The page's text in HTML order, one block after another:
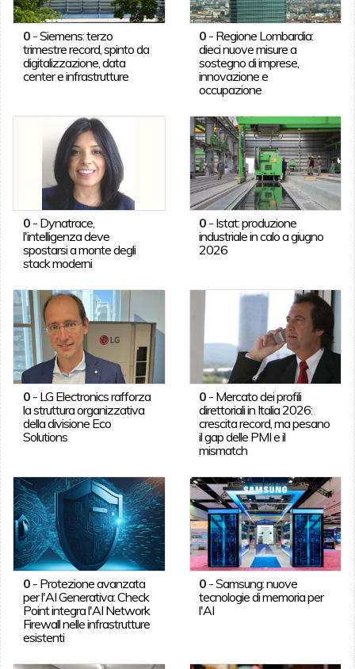
0-Siemens: terzo
trimestre record, spinto da
digitalizzazione, data
center e infrastrutture
0 - Regione Lombardia:
dieci nuove misure a
sostegno di imprese,
innovazione e
occupazione
0- Dynatrace,
l'intelligenza deve
spostarsi a monte degli
stack moderni
0 - Istat: produzione
industriale in calo a giugno
2026
0- LG Electronics rafforza
la struttura organizzativa
della divisione Eco
Solutions
0 - Mercato dei profili
direttoriali in Italia 2026:
crescita record, ma pesano
il gap delle PMI e il
mismatch
0- Protezione avanzata
per l'AI Generativa: Check
Point integra l'AI Network
Firewall nelle infrastrutture
esistenti
0 -Samsung: nuove
tecnologie di memoria per
l'AI